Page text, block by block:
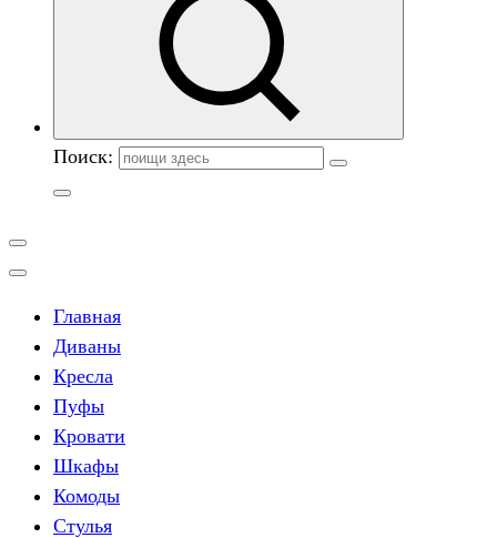
Поиск:
Главная
Диваны
Кресла
Пуфы
Кровати
Шкафы
Комоды
Стулья